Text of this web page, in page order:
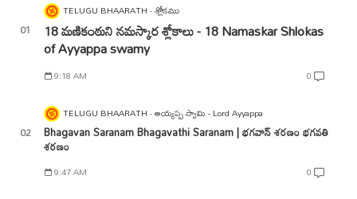
TELUGU BHAARATH శ్లోకము
18 మణికంఠుని నమస్కార శ్లోకాలు - 18 Namaskar Shlokas
of Ayyappa swamy
9:18 AM 0
TELUGU BHAARATH అయ్యప్ప స్వామి - Lord Ayyappa
Bhagavan Saranam Bhagavathi Saranam | భగవాన్ శరణం భగవతి
శరణం
9:47 AM 0